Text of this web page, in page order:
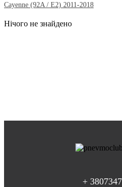
Cayenne (92A / E2) 2011-2018
Нічого не знайдено
+